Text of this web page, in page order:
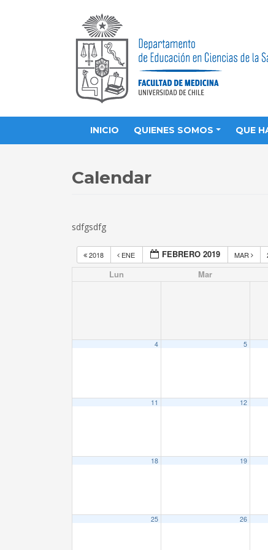
INICIO QUIENES SOMOS QUE
Calendar
sdfgsdfg
2018 ENE FEBRERO 2019 MAR
Lun Mar
4 5
11 12
18 19
25 26